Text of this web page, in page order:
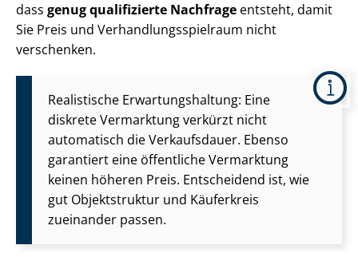
dass genug qualifizierte Nachfrage entsteht, damit
Sie Preis und Ver­hand­lungs­spiel­raum nicht
verschenken.
Realistische Er­war­tungs­hal­tung: Eine
diskrete Vermarktung verkürzt nicht
automatisch die Verkaufsdauer. Ebenso
garantiert eine öffentliche Vermarktung
keinen höheren Preis. Entscheidend ist, wie
gut Objektstruktur und Käuferkreis
zueinander passen.